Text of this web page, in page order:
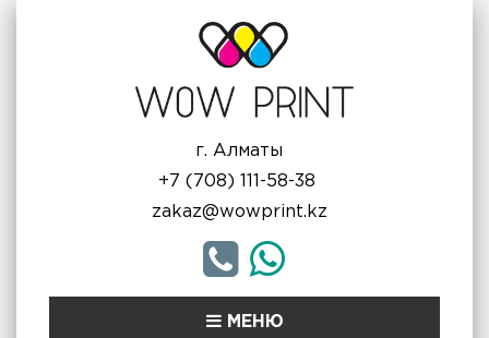
г. Алматы
+7 (708) 111-58-38
zakaz@wowprint.kz
МЕНЮ